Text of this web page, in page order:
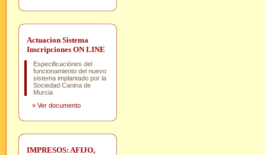
Actuacion Sistema
Inscripciones ON LINE
Especificaciónes del
funcionamiento del nuevo
sistema implantado por la
Sociedad Canina de
Murcia
» Ver documento
IMPRESOS: AFIJO,